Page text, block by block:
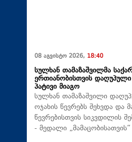
08 აგვისტო 2026, 18:40
სულხან თამაზაშვილმა
ერთიანობისთვის
პატივი მიაგო
სულხან თამაზაშვილი
ოჯახის წევრებს შეხვდა და
წევრებისთვის სიკვდილის
- მედალი